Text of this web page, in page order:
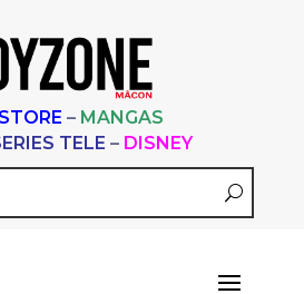
– MANGAS
TELE – DISNEY